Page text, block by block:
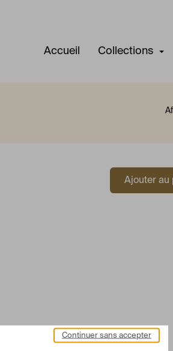
Accueil Collections
d'aide à la recherche
Ajouter au
Continuer sans accepter